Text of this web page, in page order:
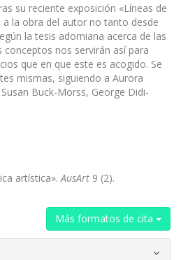
su reciente exposición «Líneas de
la obra del autor no tanto desde
la tesis adorniana acerca de las
nos servirán así para
que en que este es acogido. Se
mismas, siguiendo a Aurora
Buck-Morss, George Didi-
artística». AusArt 9 (2).
Más formatos de cita